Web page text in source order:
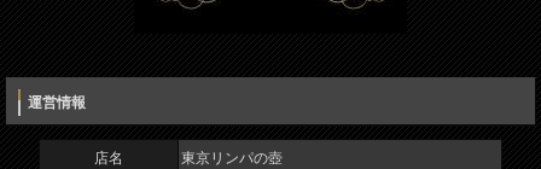
メッセージ
URL
https://thubo.biz/
運営者名
宮田正晴
運営情報
店名 東京リンパの壺